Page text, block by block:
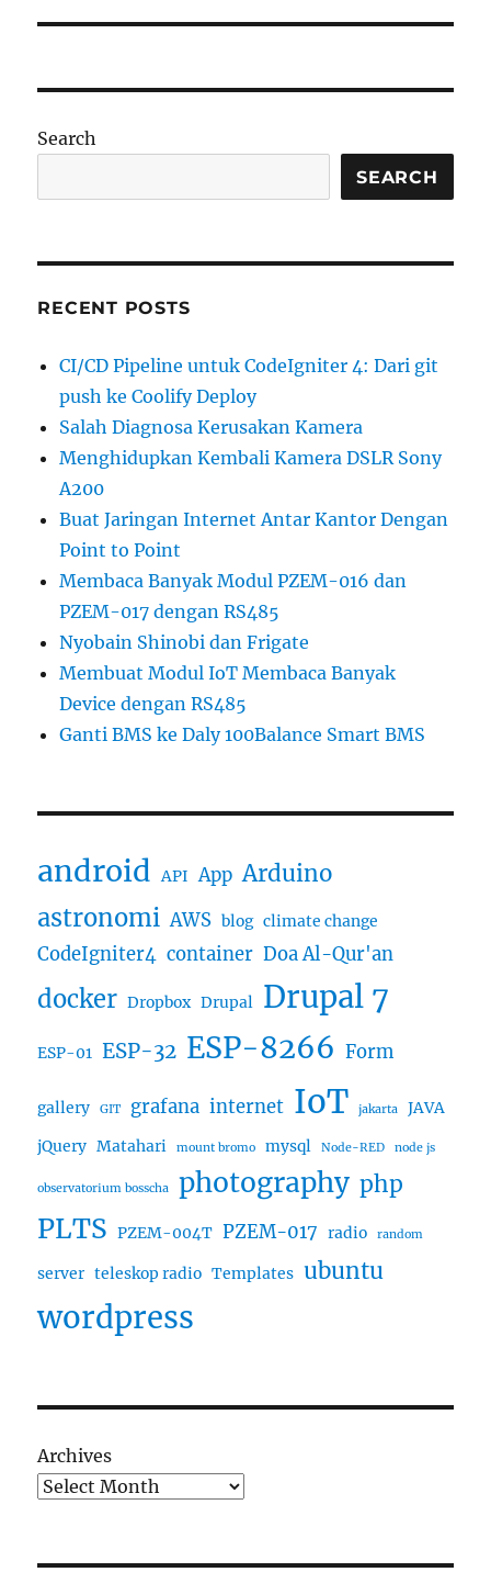
Search
SEARCH
RECENT POSTS
CI/CD Pipeline untuk CodeIgniter 4: Dari git
push ke Coolify Deploy
Salah Diagnosa Kerusakan Kamera
Menghidupkan Kembali Kamera DSLR Sony
A200
Buat Jaringan Internet Antar Kantor Dengan
Point to Point
Membaca Banyak Modul PZEM-016 dan
PZEM-017 dengan RS485
Nyobain Shinobi dan Frigate
Membuat Modul IoT Membaca Banyak
Device dengan RS485
Ganti BMS ke Daly 100Balance Smart BMS
android API App Arduino
astronomi AWS blog climate change
CodeIgniter4 container Doa Al-Qur'an
docker Dropbox Drupal Drupal 7
ESP-01 ESP-32 ESP-8266 Form
gallery GIT grafana internet IoT jakarta
JAVA
jQuery Matahari mount bromo mysql Node-RED node js
observatorium bosscha photography php
PLTS PZEM-004T PZEM-017 radio random
server teleskop radio Templates ubuntu
wordpress
Archives